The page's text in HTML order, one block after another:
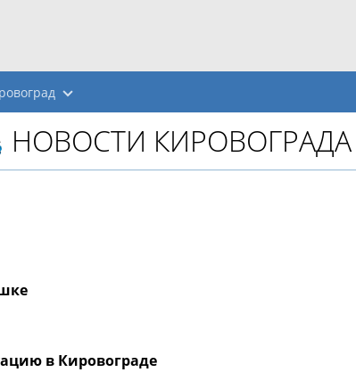
НОВОСТИ КИРОВОГРАДА
в Кировограде